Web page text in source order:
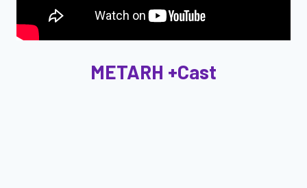
METARH +Cast